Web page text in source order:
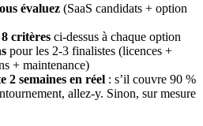
évaluez (SaaS candidats + option
critères ci-dessus à chaque option
pour les 2-3 finalistes (licences +
+ maintenance)
2 semaines en réel : s’il couvre 90 %
allez-y. Sinon, sur mesure